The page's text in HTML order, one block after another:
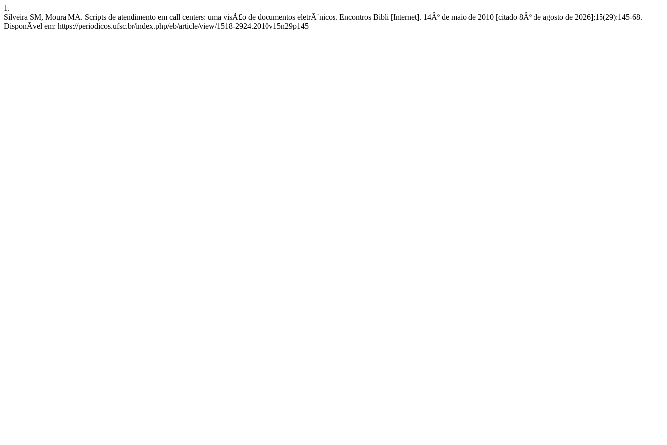
1.
Silveira SM, Moura MA. Scripts de atendimento em call centers: uma visÃ£o de documentos eletrÃ´nicos. Encontros Bibli [Internet]. 14Âº de maio de 2010 [citado 8Âº de agosto de 2026];15(29):145-68.
DisponÃ­vel em: https://periodicos.ufsc.br/index.php/eb/article/view/1518-2924.2010v15n29p145